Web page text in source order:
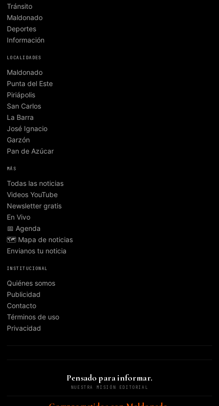
Tránsito
Maldonado
Deportes
Información
LOCALIDADES
Maldonado
Punta del Este
Piriápolis
San Carlos
La Barra
José Ignacio
Garzón
Pan de Azúcar
MÁS
Todas las noticias
Videos YouTube
Newsletter gratis
En Vivo
📅 Agenda
🗺️ Mapa de noticias
Envianos tu noticia
INSTITUCIONAL
Quiénes somos
Publicidad
Contacto
Términos de uso
Privacidad
Pensado para informar.
NUESTRA MISIÓN EDITORIAL